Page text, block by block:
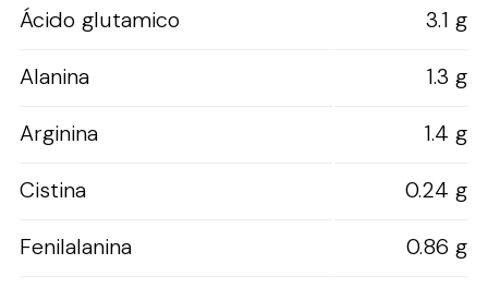
Ácido glutamico
3.1 g
Alanina
1.3 g
Arginina
1.4 g
Cistina
0.24 g
Fenilalanina
0.86 g